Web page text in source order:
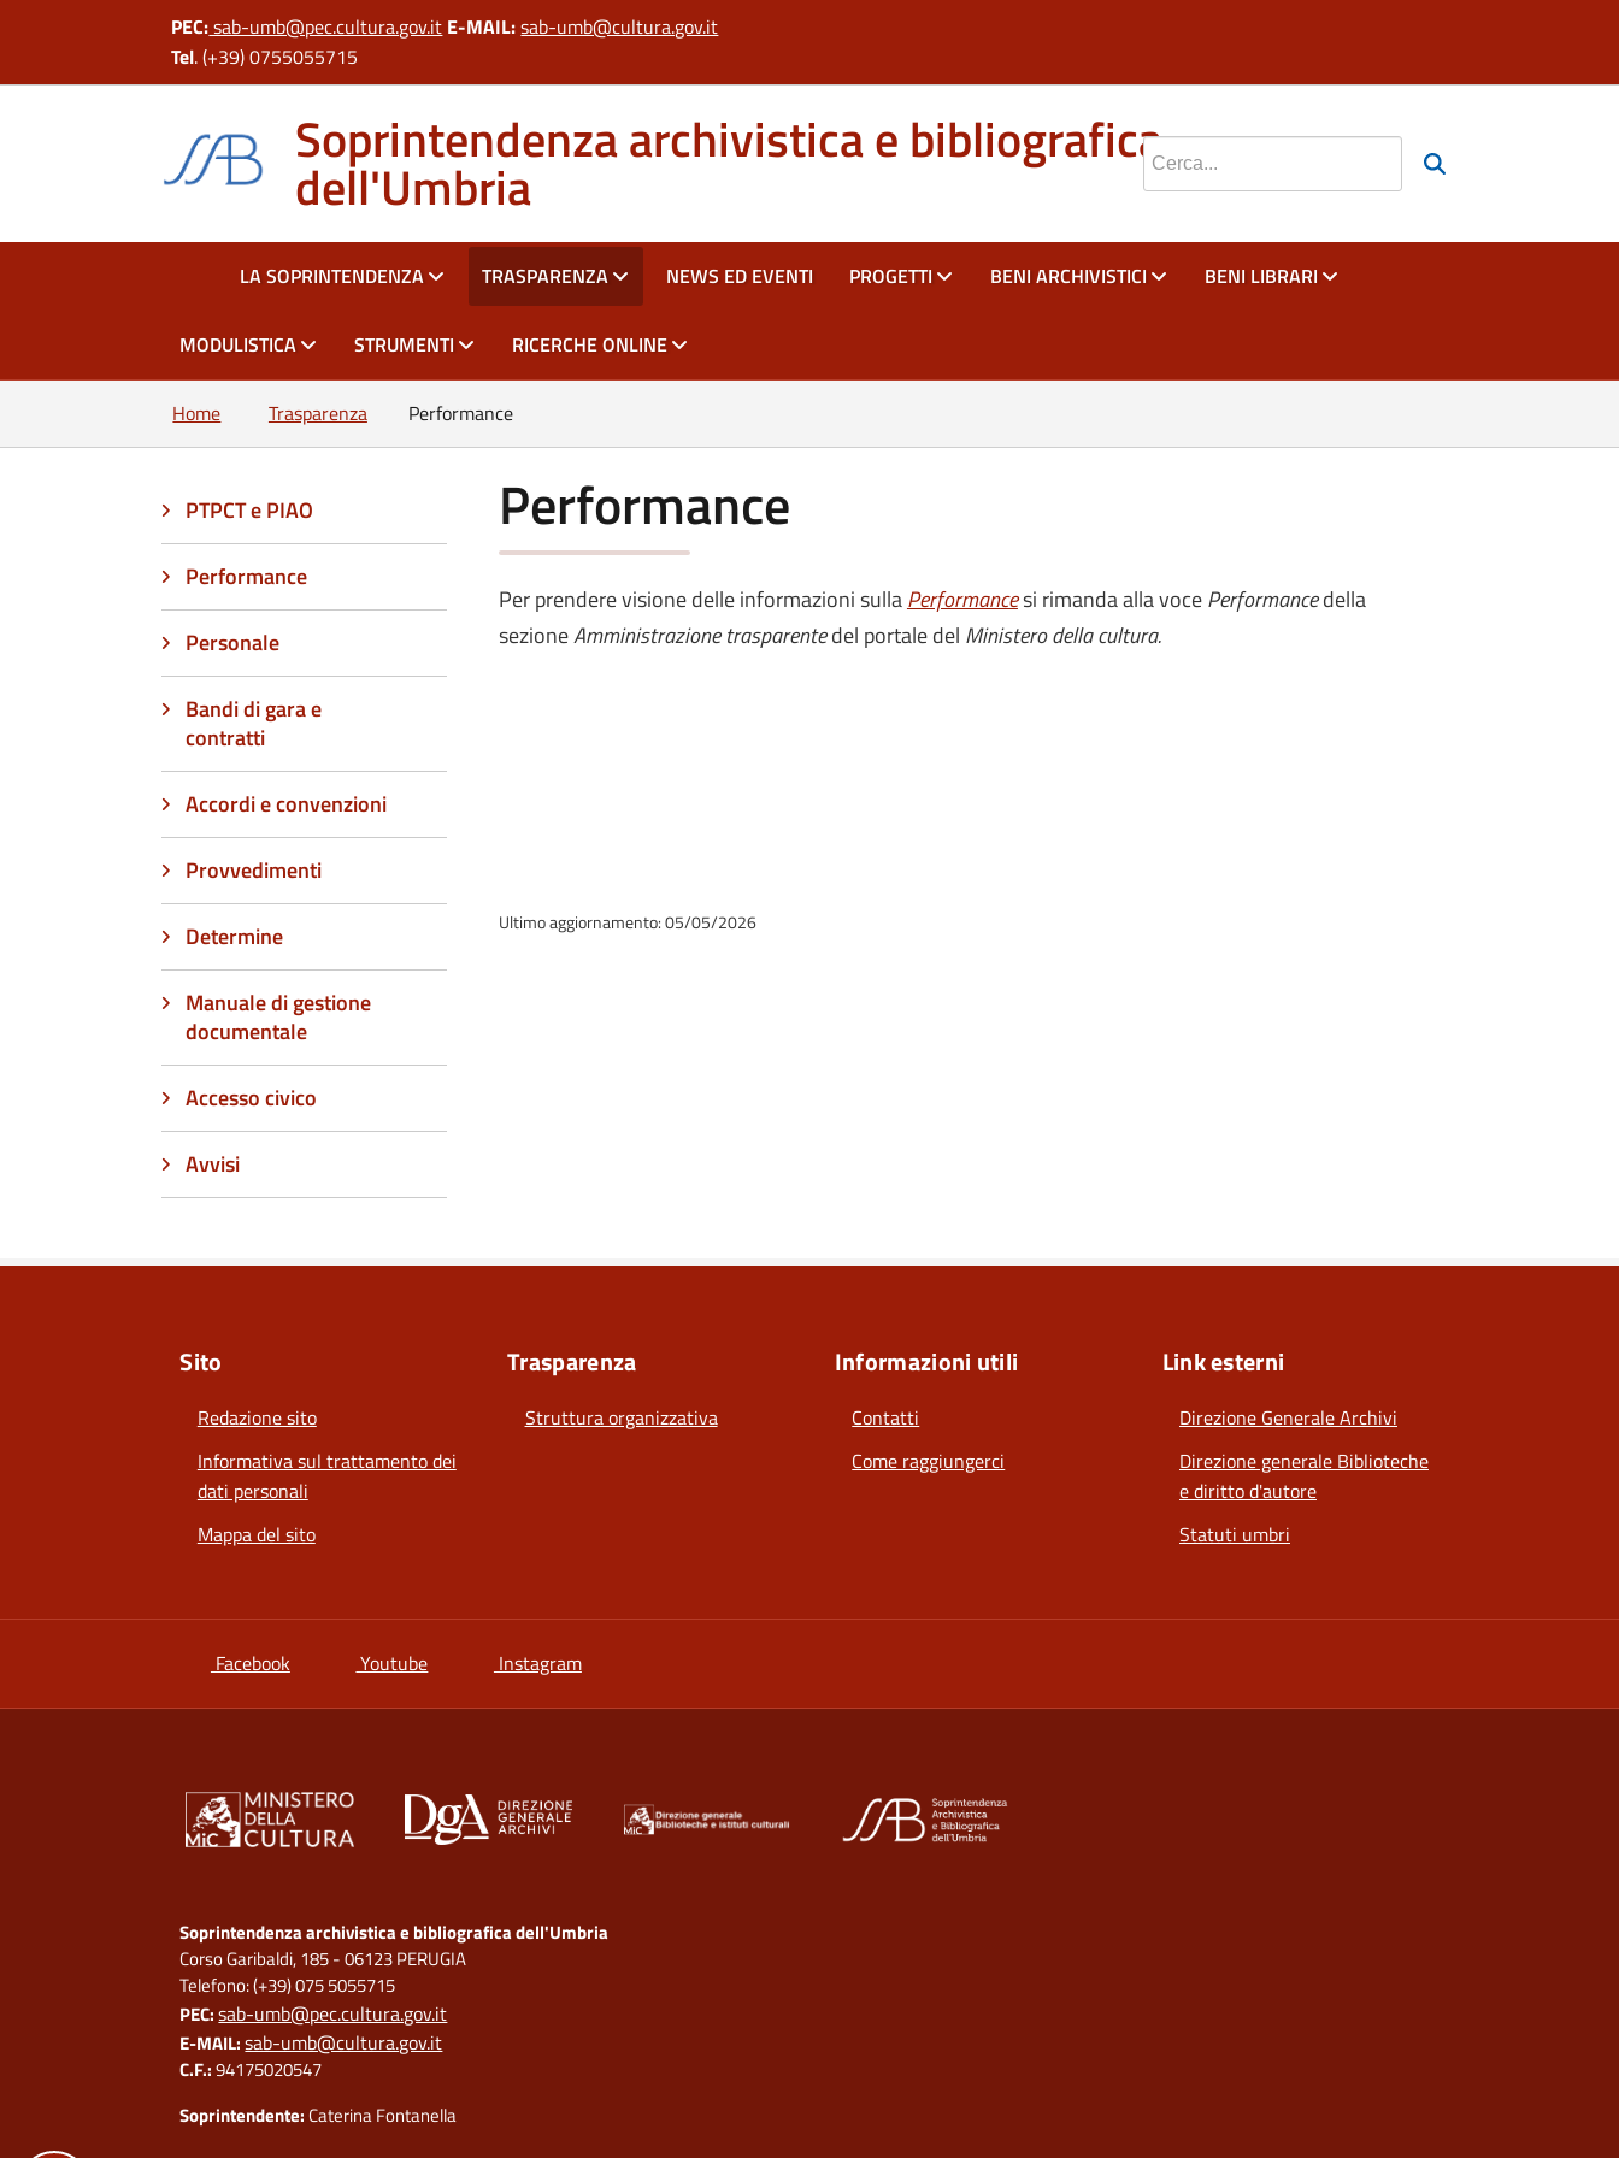
PEC:sab-umb@pec.cultura.gov.it E-MAIL:sab-umb@cultura.gov.it
Tel. (+39) 0755055715
Soprintendenza archivistica e bibliografica
dell'Umbria
HOMELA SOPRINTENDENZA TRASPARENZA NEWS ED EVENTI PROGETTI BENI ARCHIVISTICI BENI LIBRARI
MODULISTICA STRUMENTI RICERCHE ONLINE
Home Trasparenza Performance
PTPCT e PIAO
Performance
Personale
Bandi di gara e
contratti
Accordi e convenzioni
Provvedimenti
Determine
Manuale di gestione
documentale
Accesso civico
Avvisi
Performance
Per prendere visione delle informazioni sullaPerformancesi rimanda alla vocePerformancedella
sezioneAmministrazione trasparentedel portale del Ministero della cultura.
Ultimo aggiornamento: 05/05/2026
Sito
Redazione sito
Informativa sul trattamento dei
dati personali
Mappa del sito
Trasparenza
Struttura organizzativa
Informazioni utili
Contatti
Come raggiungerci
Link esterni
Direzione Generale Archivi
Direzione generale Biblioteche
e diritto d'autore
Statuti umbri
Facebooksi apre in una nuova scheda
Youtubesi apre in una nuova scheda
Instagramsi apre in una nuova scheda
Soprintendenza archivistica e bibliografica dell'Umbria
Corso Garibaldi, 185 - 06123 PERUGIA
Telefono: (+39) 075 5055715
PEC:sab-umb@pec.cultura.gov.it
E-MAIL:sab-umb@cultura.gov.it
C.F.:94175020547
Soprintendente:Caterina Fontanella